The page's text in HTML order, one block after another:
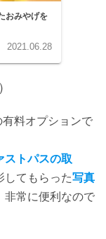
おみやげを
2021.06.28
料オプションで
ストパスの取
してもらった写真
非常に便利なので